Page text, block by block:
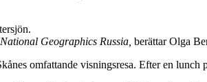
Geographics Russia, berättar Olga
omfattande visningsresa. Efter en